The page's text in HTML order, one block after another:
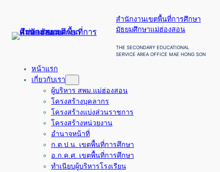
สำนักงานเขตพื้นที่การศึกษา
มัธยมศึกษาแม่ฮ่องสอน
THE SECONDARY EDUCATIONAL
SERVICE AREA OFFICE MAE HONG SON
หน้าแรก
เกี่ยวกับเรา
ผู้บริหาร สพม.แม่ฮ่องสอน
โครงสร้างบุคลากร
โครงสร้างแบ่งส่วนราชการ
โครงสร้างหน่วยงาน
อำนาจหน้าที่
ก.ต.ป.น. เขตพื้นที่การศึกษา
อ.ก.ค.ศ. เขตพื้นที่การศึกษา
ทำเนียบผู้บริหารโรงเรียน